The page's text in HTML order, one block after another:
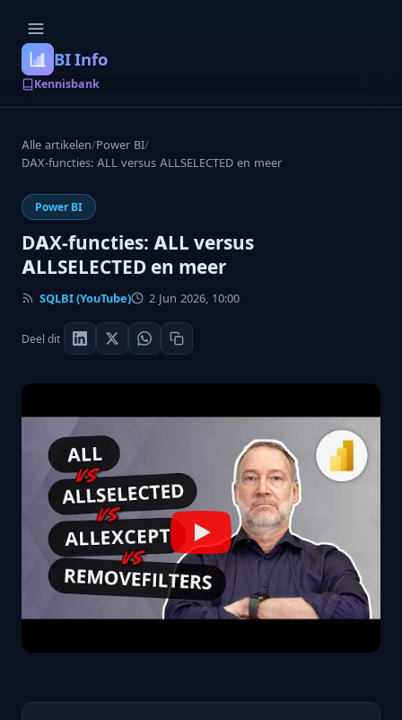
BI Info
Kennisbank
Alle artikelen/Power BI/
DAX-functies: ALL versus ALLSELECTED en meer
Power BI
DAX-functies: ALL versus
ALLSELECTED en meer
SQLBI (YouTube) 2 Jun 2026, 10:00
Deel dit